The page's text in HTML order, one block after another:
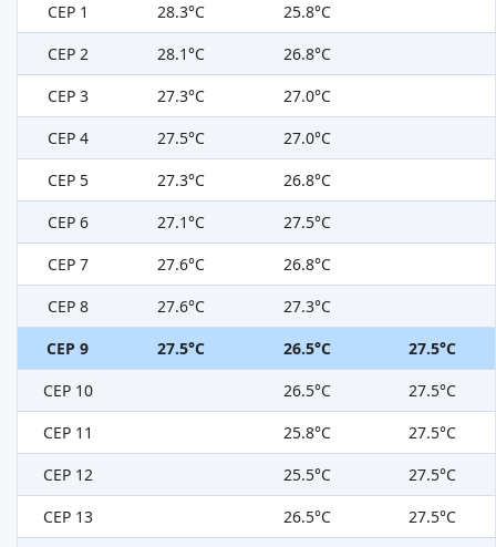
СЕР 1
28.3°C
25.8°C
СЕР 2
28.1°C
26.8°C
СЕР 3
27.3°C
27.0°C
СЕР 4
27.5°C
27.0°C
СЕР 5
27.3°C
26.8°C
СЕР 6
27.1°C
27.5°C
СЕР 7
27.6°C
26.8°C
СЕР 8
27.6°C
27.3°C
СЕР 9
27.5°C 26.5°C
27.5°C
СЕР 10
26.5°C
27.5°C
СЕР 11
25.8°C
27.5°C
СЕР 12
25.5°C
27.5°C
СЕР 13
26.5°C
27.5°C